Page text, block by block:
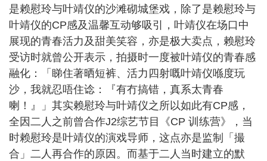
是赖慰玲与叶靖仪的沙滩砌城堡戏，除了是赖慰玲与
叶靖仪的CP感及温馨互动够吸引，叶靖仪在场口中
展现的青春活力及甜美笑容，亦是极大卖点，赖慰玲
受访时就曾公开表示，拍摄时一度被叶靖仪的青春感
融化：「睇住著晒短裤、活力四射嘅叶靖仪喺度玩
沙，我就忍唔住谂：『有冇搞错，真系太青春
喇！』」其实赖慰玲与叶靖仪之所以如此有CP感，
全因二人之前曾合作J2综艺节目《CP 训练营》，当
时赖慰玲是叶靖仪的演戏导师，这点亦是监制「撮
合」二人再合作的原因。而基于二人当时建立的默